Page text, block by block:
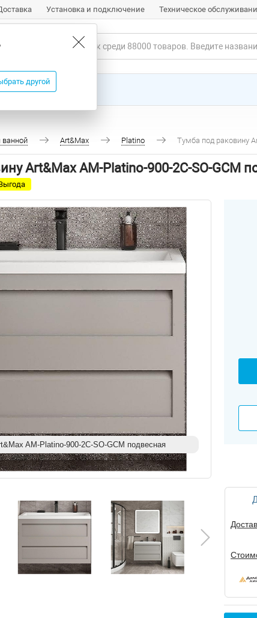
другой
Установка и подключение Техническое
ванной Art&Max Platino Тумба под раковину
Art&Max AM-Platino-900-2C-SO-GCM
AM-Platino-900-2C-SO-GCM подвесная